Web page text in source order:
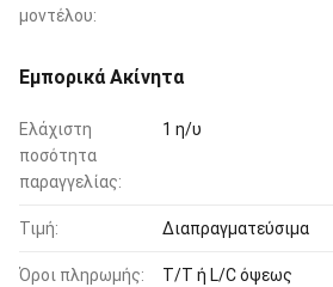
μοντέλου:
Εμπορικά Ακίνητα
Ελάχιστη
ποσότητα
παραγγελίας:
1 η/υ
Τιμή: Διαπραγματεύσιμα
Όροι πληρωμής: T/T ή L/C όψεως